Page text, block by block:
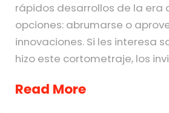
rápidos desarrollos de la era
opciones: abrumarse o
innovaciones. Si les interesa
hizo este cortometraje, los
Read More